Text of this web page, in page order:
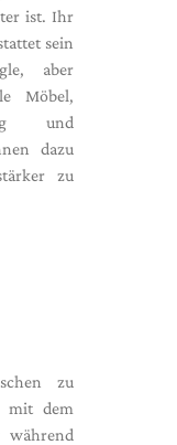
ist. Ihr
sein
aber
Möbel,
und
dazu
zu
zu
mit dem
während